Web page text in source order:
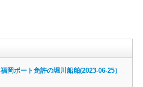
福岡ボート免許の堀川船舶(2023-06-25）